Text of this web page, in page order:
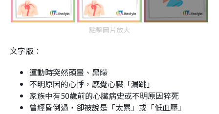
點擊圖片放大
文字版：
運動時突然頭暈、黑矇
不明原因的心悸，感覺心臟「漏跳」
家族中有50歲前的心臟病史或不明原因猝死
曾經昏倒過，卻被說是「太累」或「低血壓」